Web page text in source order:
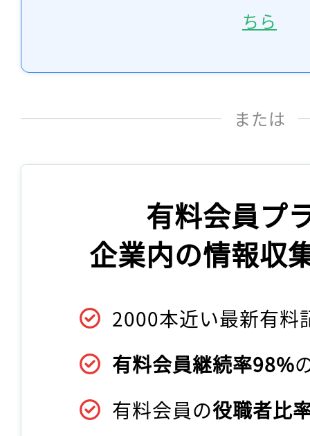
ちら
または
有料会員プ
企業内の情報収
2000本近い最新有料
有料会員継続率98%
有料会員の役職者比